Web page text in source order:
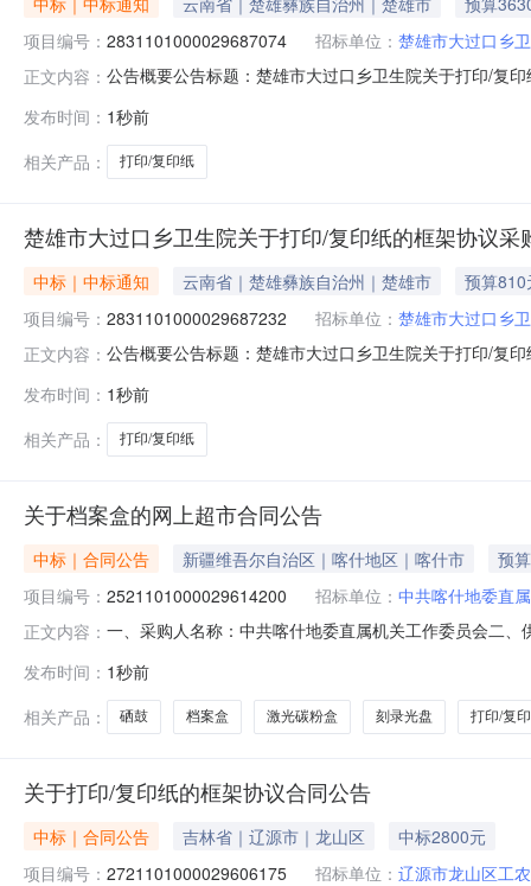
项目编号： 2831101000029687074 招标单位： 楚雄市大过口乡
正文内容： 公告概要公告标题：楚雄市大过口乡卫生院关于打印/复
框架协议采购项目项目编号：2831101000029687074
发布时间： 1秒前
相关产品：
打印/复印纸
楚雄市大过口乡卫生院关于打印/复印纸的框架协议采
中标｜中标通知 云南省｜楚雄彝族自治州｜楚雄市
预算810
项目编号： 2831101000029687232 招标单位： 楚雄市大过口乡
正文内容： 公告概要公告标题：楚雄市大过口乡卫生院关于打印/复
框架协议采购项目项目编号：2831101000029687232
发布时间： 1秒前
相关产品：
打印/复印纸
关于档案盒的网上超市合同公告
中标｜合同公告 新疆维吾尔自治区｜喀什地区｜喀什市
预
项目编号： 2521101000029614200 招标单位： 中共喀什地委直
正文内容： 一、采购人名称：中共喀什地委直属机关工作委员会二
75mm得力/deli5684个60.00159002得力S65中性笔
发布时间： 1秒前
相关产品：
硒鼓 档案盒 激光碳粉盒 刻录光盘 打印/复
关于打印/复印纸的框架协议合同公告
中标｜合同公告 吉林省｜辽源市｜龙山区
中标2800元
项目编号： 2721101000029606175 招标单位： 辽源市龙山区工